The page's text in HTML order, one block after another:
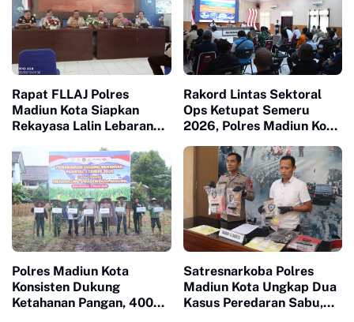
Rapat FLLAJ Polres
Madiun Kota Siapkan
Rekayasa Lalin Lebaran
Rakord Lintas Sektoral
Ops Ketupat Semeru
2026, Polres Madiun Kota
Mudik Lebaran
Polres Madiun Kota
Konsisten Dukung
Ketahanan Pangan, 400
Satresnarkoba Polres
Madiun Kota Ungkap Dua
Kasus Peredaran Sabu,